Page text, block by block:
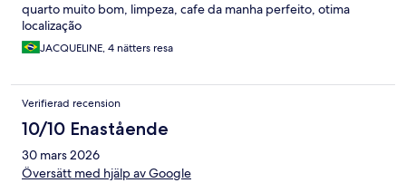
quarto muito bom, limpeza, cafe da manha perfeito, otima
localização
JACQUELINE, 4 nätters resa
Verifierad recension
10/10 Enastående
30 mars 2026
Översätt med hjälp av Google